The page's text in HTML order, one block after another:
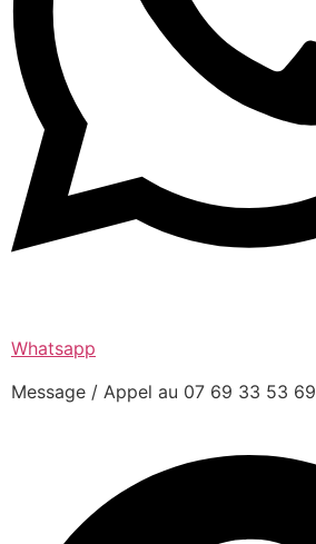
Whatsapp
Message / Appel au 07 69 33 53 69